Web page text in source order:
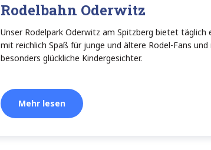
Rodelbahn Oderwitz
Unser Rodelpark Oderwitz am Spitzberg bietet täglich
mit reichlich Spaß für junge und ältere Rodel-Fans
besonders glückliche Kindergesichter.
Mehr lesen